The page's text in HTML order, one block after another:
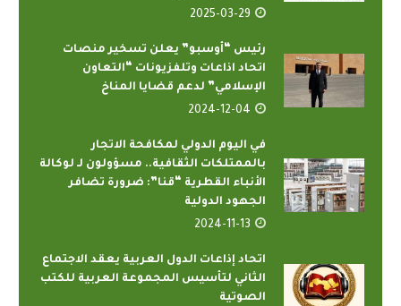
2025-03-29
رئيس “أوسبو” يعلن تسخير منصات
اتحاد اذاعات وتلفزيونات “التعاون
الإسلامي” لدعم قضايا المناخ
2024-12-04
في اليوم الدولي لمكافحة الاتجار
بالممتلكات الثقافية.. مسؤولون لـ لوكالة
الأنباء القطرية “قنا”: ضرورة تضافر
الجهود الدولية
2024-11-13
اتحاد إذاعات الدول العربية يعقد الاجتماع
الثاني لتأسيس المجموعة العربية للكتب
الصوتية